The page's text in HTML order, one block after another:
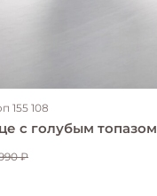
155 108
с голубым топазом
₽